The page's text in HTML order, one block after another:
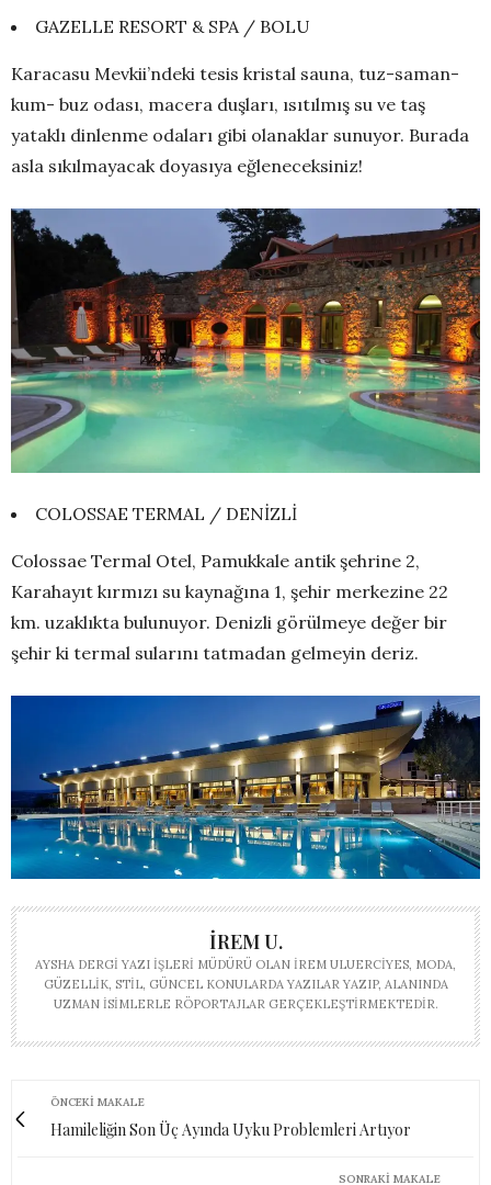
GAZELLE RESORT & SPA / BOLU
Karacasu Mevkii’ndeki tesis kristal sauna, tuz-saman-
kum- buz odası, macera duşları, ısıtılmış su ve taş
yataklı dinlenme odaları gibi olanaklar sunuyor. Burada
asla sıkılmayacak doyasıya eğleneceksiniz!
COLOSSAE TERMAL / DENİZLİ
Colossae Termal Otel, Pamukkale antik şehrine 2,
Karahayıt kırmızı su kaynağına 1, şehir merkezine 22
km. uzaklıkta bulunuyor. Denizli görülmeye değer bir
şehir ki termal sularını tatmadan gelmeyin deriz.
İREM U.
AYSHA DERGI YAZI İŞLERI MÜDÜRÜ OLAN İREM ULUERCIYES, MODA,
GÜZELLIK, STIL, GÜNCEL KONULARDA YAZILAR YAZIP, ALANINDA
UZMAN ISIMLERLE RÖPORTAJLAR GERÇEKLEŞTIRMEKTEDIR.
ÖNCEKI MAKALE
Hamileliğin Son Üç Ayında Uyku Problemleri Artıyor
SONRAKI MAKALE